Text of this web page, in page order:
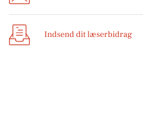
Indsend dit læserbidrag